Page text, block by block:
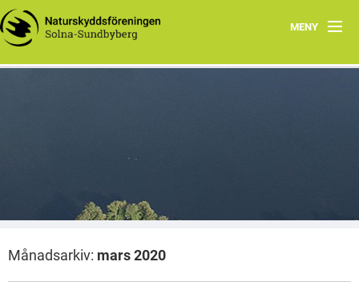
MENY
Hem
Dokument
Månadsarkiv: mars 2020